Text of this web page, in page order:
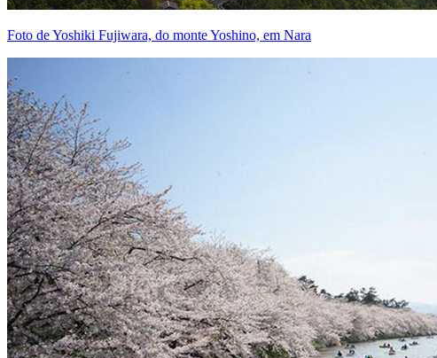
Foto de Yoshiki Fujiwara, do monte Yoshino, em Nara